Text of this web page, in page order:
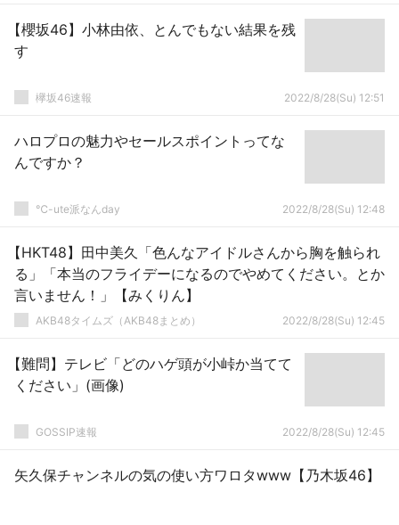
【櫻坂46】小林由依、とんでもない結果を残
す
欅坂46速報 2022/8/28(Su) 12:51
ハロプロの魅力やセールスポイントってな
んですか？
℃-ute派なんday 2022/8/28(Su) 12:48
【HKT48】田中美久「色んなアイドルさんから胸を触られ
る」「本当のフライデーになるのでやめてください。とか
言いません！」【みくりん】
AKB48タイムズ（AKB48まとめ） 2022/8/28(Su) 12:45
【難問】テレビ「どのハゲ頭が小峠か当てて
ください」(画像)
GOSSIP速報 2022/8/28(Su) 12:45
矢久保チャンネルの気の使い方ワロタwww【乃木坂46】